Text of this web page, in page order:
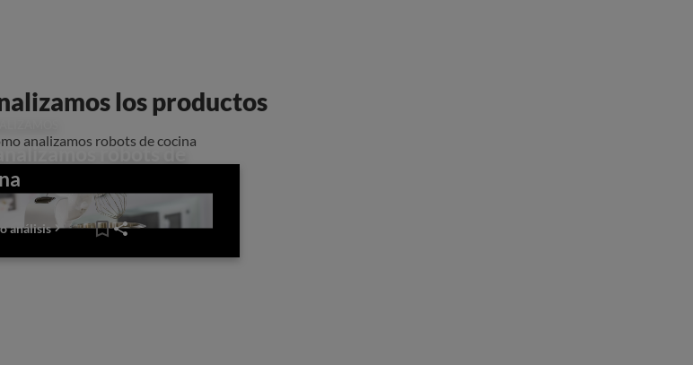
los productos
analizamos robots de cocina
analizamos robots de
análisis